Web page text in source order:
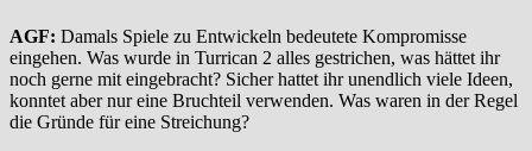
AGF: Damals Spiele zu Entwickeln bedeutete Kompromisse
eingehen. Was wurde in Turrican 2 alles gestrichen, was hättet ihr
noch gerne mit eingebracht? Sicher hattet ihr unendlich viele Ideen,
konntet aber nur eine Bruchteil verwenden. Was waren in der Regel
die Gründe für eine Streichung?